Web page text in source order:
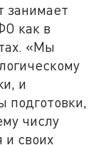
занимает
как в
«Мы
и
подготовки,
числу
и своих